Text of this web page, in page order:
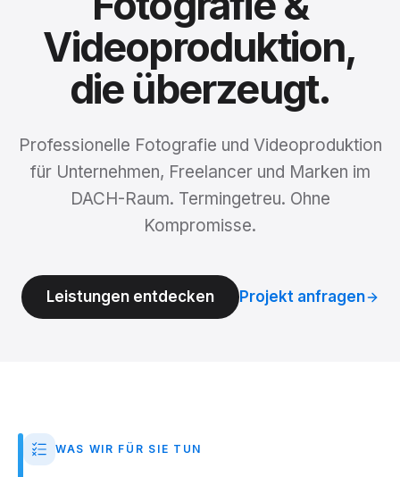
Videoproduktion,
die überzeugt.
Professionelle Fotografie und Videoproduktion
für Unternehmen, Freelancer und Marken im
DACH-Raum. Termingetreu. Ohne
Kompromisse.
Leistungen entdecken Projekt anfragen
WAS WIR FÜR SIE TUN